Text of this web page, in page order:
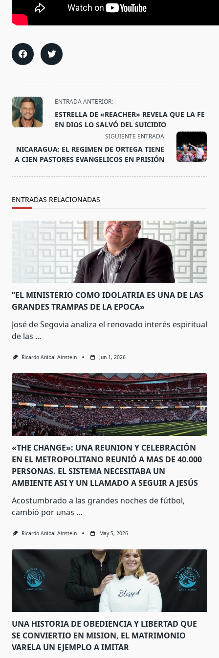
<span
class="nav-
subtitle
reader-
text">Página</span>
ENTRADA ANTERIOR:
ESTRELLA DE «REACHER» REVELA QUE LA FE
EN DIOS LO SALVÓ DEL SUICIDIO
SIGUIENTE ENTRADA
NICARAGUA: EL REGIMEN DE ORTEGA TIENE
A CIEN PASTORES EVANGELICOS EN PRISIÓN
ENTRADAS RELACIONADAS
”EL MINISTERIO COMO IDOLATRIA ES UNA DE LAS
GRANDES TRAMPAS DE LA EPOCA»
José de Segovia analiza el renovado interés espiritual
de las ...
Ricardo Anibal Ainstein Jun 1, 2026
«THE CHANGE»: UNA REUNION Y CELEBRACIÓN
EN EL METROPOLITANO REUNIÓ A MAS DE 40.000
PERSONAS. EL SISTEMA NECESITABA UN
AMBIENTE ASI Y UN LLAMADO A SEGUIR A JESÚS
Acostumbrado a las grandes noches de fútbol,
cambió por unas ...
Ricardo Anibal Ainstein May 5, 2026
UNA HISTORIA DE OBEDIENCIA Y LIBERTAD QUE
SE CONVIERTIO EN MISION, EL MATRIMONIO
VARELA UN EJEMPLO A IMITAR